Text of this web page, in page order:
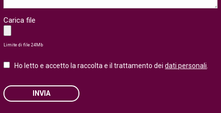
Carica file
Limite di file 24Mb
Ho letto e accetto la raccolta e il trattamento deidati personali
INVIA